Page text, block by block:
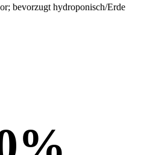
bevorzugt hydroponisch/Erde